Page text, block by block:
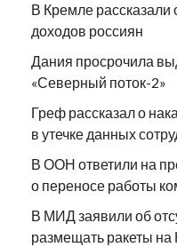
В Кремле
доходов россиян
Дания просрочила
«Северный поток-2»
Греф рассказал о
в утечке данных
В ООН ответили на
о переносе работы
В МИД заявили об
размещать ракеты на